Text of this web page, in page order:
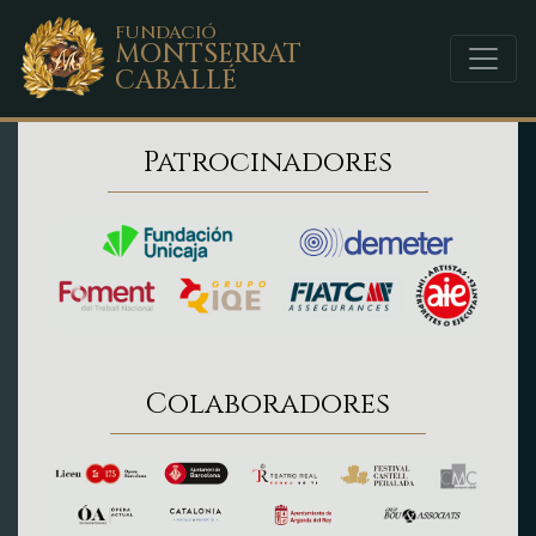
FUNDACIÓ
MONTSERRAT
CABALLÉ
Patrocinadores
Colaboradores